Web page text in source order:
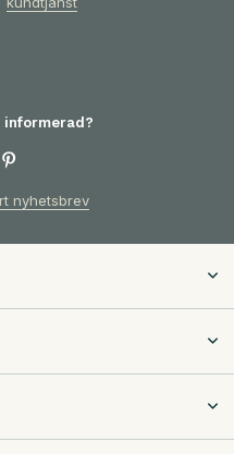
nyhetsbrev